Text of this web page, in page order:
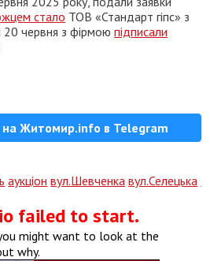
стало ТОВ «Стандарт гіпс» з
20 червня з фірмоюпідписали
на Житомир.info в Telegram
аукціон вул.Шевченка вул.Селецька
failed to start.
might want to look at the
why.